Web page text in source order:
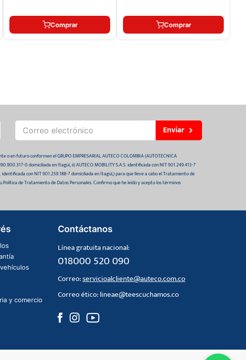
Comprar Comprar
Enviar
o en futuro conformen el GRUPO EMPRESARIAL AUTECO COLOMBIA (AUTOTECNICA
0 domiciliada en Itagüí, ii) AUTECO MOBILITY S.A.S. identificada con NIT 901.249.413-7
identificada con NIT 901.259.188-7 domiciliada en Itagüí,) para que lleve a cabo el Tratamiento de
Política de Tratamiento de Datos Personales. Confirmo que he leído y acepto los términos
y comercio
Contáctanos
Línea gratuita nacional:
018000 520 090
Correo:servicioalcliente@auteco.com.co
Correo ético:lineae@teescuchamos.co